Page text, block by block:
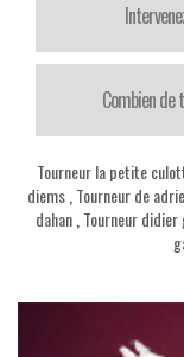
Combien de
Tourneur la petite
diems Tourneur de
dahan Tourneur